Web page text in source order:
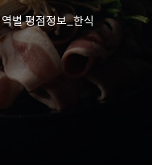
별 평점정보_한식